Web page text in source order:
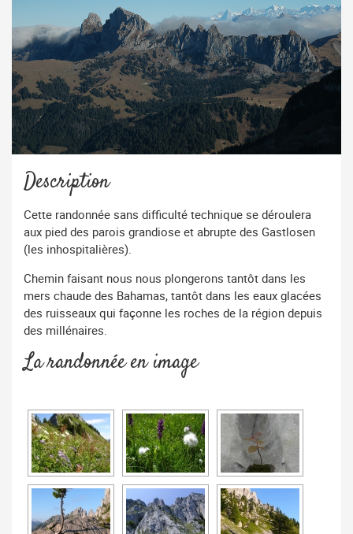
Description
Cette randonnée sans difficulté technique se déroulera
aux pied des parois grandiose et abrupte des Gastlosen
(les inhospitalières).
Chemin faisant nous nous plongerons tantôt dans les
mers chaude des Bahamas, tantôt dans les eaux glacées
des ruisseaux qui façonne les roches de la région depuis
des millénaires.
La randonnée en image